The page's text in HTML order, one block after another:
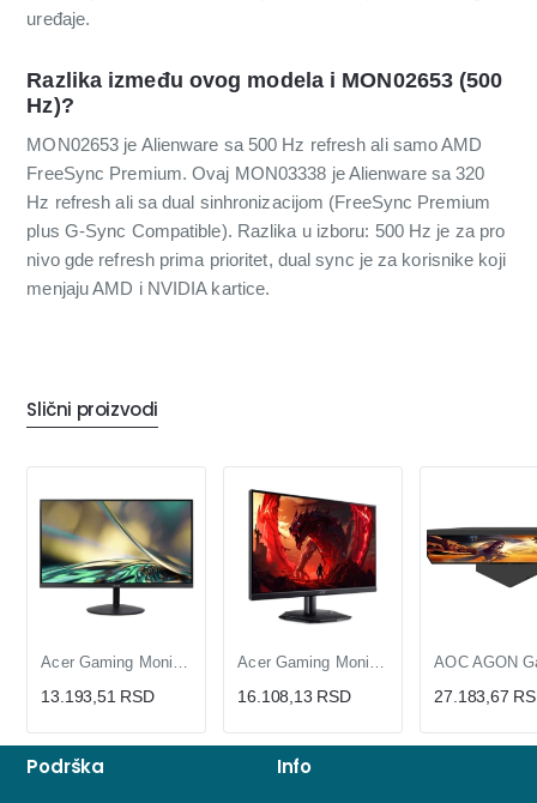
uređaje.
Razlika između ovog modela i MON02653 (500
Hz)?
MON02653 je Alienware sa 500 Hz refresh ali samo AMD
FreeSync Premium. Ovaj MON03338 je Alienware sa 320
Hz refresh ali sa dual sinhronizacijom (FreeSync Premium
plus G-Sync Compatible). Razlika u izboru: 500 Hz je za pro
nivo gde refresh prima prioritet, dual sync je za korisnike koji
menjaju AMD i NVIDIA kartice.
Slični proizvodi
13.193,51 RSD 16.108,13 RSD 27.183,67
Podrška Info